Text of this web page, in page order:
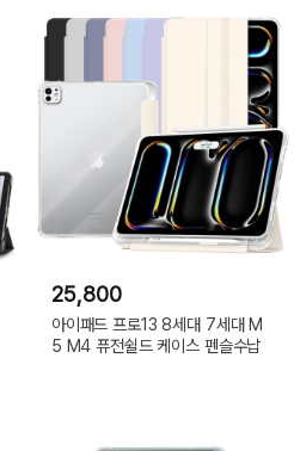
25,800
아이패드 프로13 8세대 7세대 M
5 M4 퓨전쉴드 케이스 펜슬수납